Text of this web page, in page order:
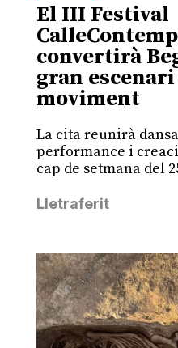
El III Festival
convertirà
gran escenari
moviment
La cita reunirà
performance i
cap de setmana del
Lletraferit